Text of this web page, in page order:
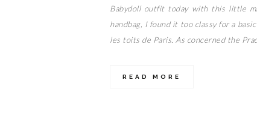
Babydoll outfit today with this little
handbag, I found it too classy for a
les toits de Paris. As concerned the
READ MORE